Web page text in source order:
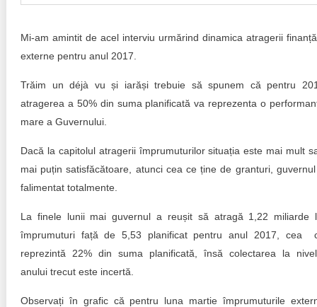
Mi-am amintit de acel interviu urmărind dinamica atragerii
externe pentru anul 2017.
Trăim un déjà vu și iarăși trebuie să spunem că pentru
atragerea a 50% din suma planificată va reprezenta o
mare a Guvernului.
Dacă la capitolul atragerii împrumuturilor situația este mai mult
mai puțin satisfăcătoare, atunci cea ce ține de granturi,
falimentat totalmente.
La finele lunii mai guvernul a reușit să atragă 1,22 miliarde
împrumuturi față de 5,53 planificat pentru anul 2017, cea
reprezintă 22% din suma planificată, însă colectarea la
anului trecut este incertă.
Observați în grafic că pentru luna martie împrumuturile